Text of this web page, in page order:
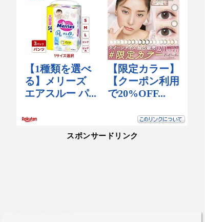
て腕の良い先生なんだろうなと感じました。でき
ればこちらの病院でお産もしたかったですが産科
がない為、別の大きな病院を紹介していただきま
した。本当にありがとうございました。また何か
あったときはこちらのクリニックに通います！
スポンサードリンク